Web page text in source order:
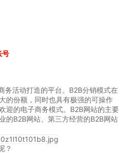
号
务活动打造的平台。B2B分销模式在
的份额，同时也具有极强的可操作
迎的电子商务模式。B2B网站的主要
的B2B网站、第三方经营的B2B网站
？